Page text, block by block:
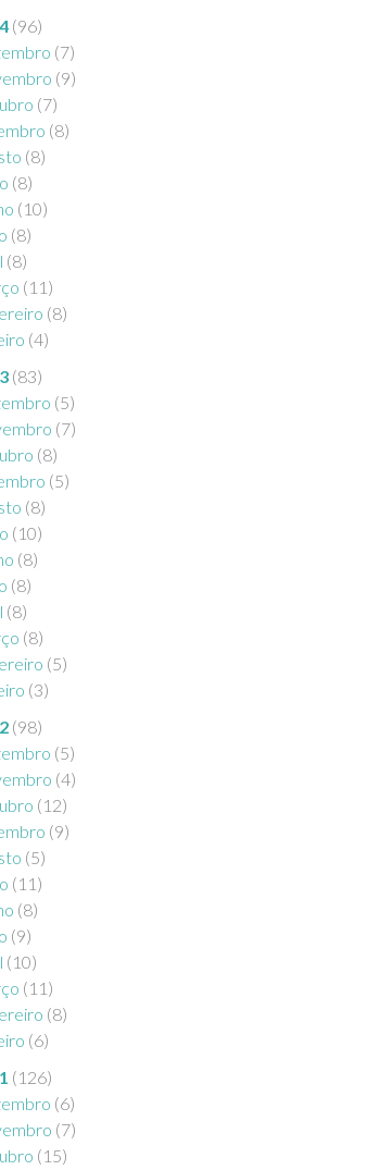
(96)
(7)
(9)
(7)
(8)
(8)
(8)
(10)
(8)
(8)
(11)
(8)
(4)
(83)
(5)
(7)
(8)
(5)
(8)
(10)
(8)
(8)
(8)
(8)
(5)
(3)
(98)
(5)
(4)
(12)
(9)
(5)
(11)
(8)
(9)
(10)
(11)
(8)
(6)
(126)
(6)
(7)
(15)